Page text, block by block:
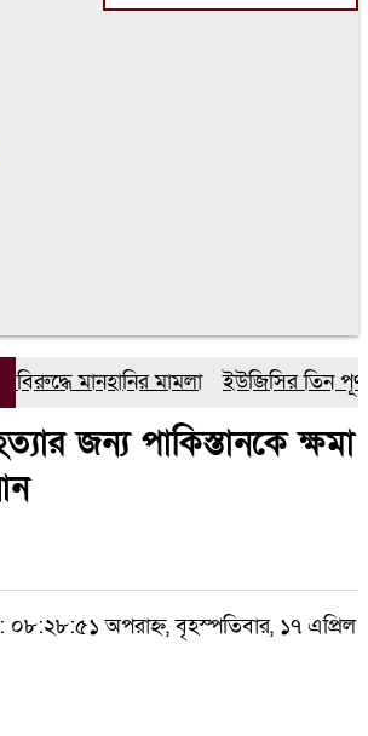
মানহানির মামলা ইউজিসির তিন
জন্য পাকিস্তানকে ক্ষমা
অপরাহ্ন, বৃহস্পতিবার, ১৭ এপ্রিল